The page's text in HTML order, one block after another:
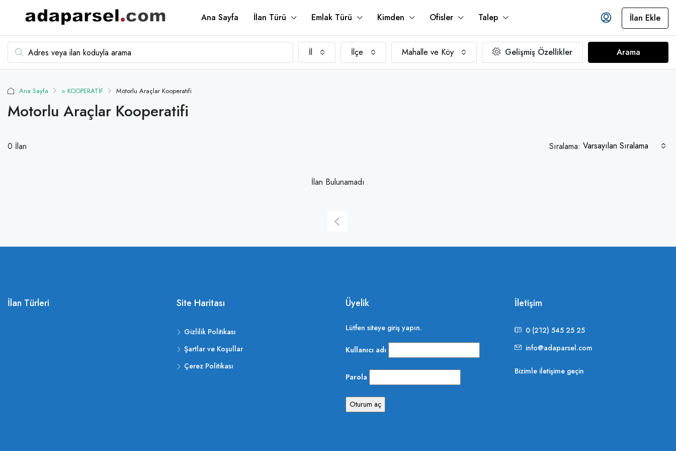
Ana Sayfa İlan Türü Emlak Türü Kimden Ofisler Talep İlan Ekle
İl İlçe Mahalle ve Köy Gelişmiş Özellikler Arama
Ana Sayfa > KOOPERATİF Motorlu Araçlar Kooperatifi
Motorlu Araçlar Kooperatifi
0 İlan Sıralama: Varsayılan Sıralama
İlan Bulunamadı
İlan Türleri Site Haritası
Gizlilik Politikası
Şartlar ve Koşullar
Çerez Politikası
Üyelik
Lütfen siteye giriş yapın.
Kullanıcı adı
Parola
İletişim
0 (212) 545 25 25
info@adaparsel.com
Bizimle iletişime geçin